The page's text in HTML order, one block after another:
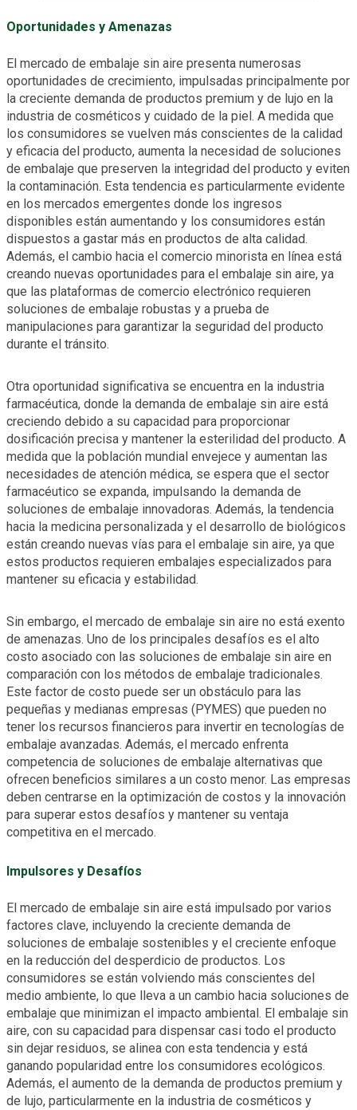
Oportunidades y Amenazas
El mercado de embalaje sin aire presenta numerosas
oportunidades de crecimiento, impulsadas principalmente por
la creciente demanda de productos premium y de lujo en la
industria de cosméticos y cuidado de la piel. A medida que
los consumidores se vuelven más conscientes de la calidad
y eficacia del producto, aumenta la necesidad de soluciones
de embalaje que preserven la integridad del producto y eviten
la contaminación. Esta tendencia es particularmente evidente
en los mercados emergentes donde los ingresos
disponibles están aumentando y los consumidores están
dispuestos a gastar más en productos de alta calidad.
Además, el cambio hacia el comercio minorista en línea está
creando nuevas oportunidades para el embalaje sin aire, ya
que las plataformas de comercio electrónico requieren
soluciones de embalaje robustas y a prueba de
manipulaciones para garantizar la seguridad del producto
durante el tránsito.
Otra oportunidad significativa se encuentra en la industria
farmacéutica, donde la demanda de embalaje sin aire está
creciendo debido a su capacidad para proporcionar
dosificación precisa y mantener la esterilidad del producto. A
medida que la población mundial envejece y aumentan las
necesidades de atención médica, se espera que el sector
farmacéutico se expanda, impulsando la demanda de
soluciones de embalaje innovadoras. Además, la tendencia
hacia la medicina personalizada y el desarrollo de biológicos
están creando nuevas vías para el embalaje sin aire, ya que
estos productos requieren embalajes especializados para
mantener su eficacia y estabilidad.
Sin embargo, el mercado de embalaje sin aire no está exento
de amenazas. Uno de los principales desafíos es el alto
costo asociado con las soluciones de embalaje sin aire en
comparación con los métodos de embalaje tradicionales.
Este factor de costo puede ser un obstáculo para las
pequeñas y medianas empresas (PYMES) que pueden no
tener los recursos financieros para invertir en tecnologías de
embalaje avanzadas. Además, el mercado enfrenta
competencia de soluciones de embalaje alternativas que
ofrecen beneficios similares a un costo menor. Las empresas
deben centrarse en la optimización de costos y la innovación
para superar estos desafíos y mantener su ventaja
competitiva en el mercado.
Impulsores y Desafíos
El mercado de embalaje sin aire está impulsado por varios
factores clave, incluyendo la creciente demanda de
soluciones de embalaje sostenibles y el creciente enfoque
en la reducción del desperdicio de productos. Los
consumidores se están volviendo más conscientes del
medio ambiente, lo que lleva a un cambio hacia soluciones de
embalaje que minimizan el impacto ambiental. El embalaje sin
aire, con su capacidad para dispensar casi todo el producto
sin dejar residuos, se alinea con esta tendencia y está
ganando popularidad entre los consumidores ecológicos.
Además, el aumento de la demanda de productos premium y
de lujo, particularmente en la industria de cosméticos y